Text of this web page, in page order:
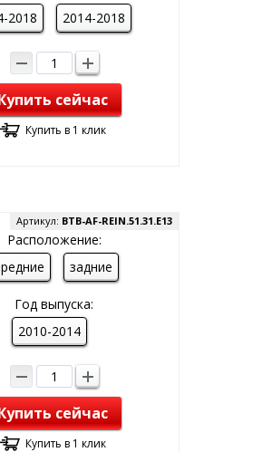
2018
2014-2018
сейчас
Купить в 1 клик
Артикул: BTB-AF-REIN.51.31.E13
Расположение:
задние
Год выпуска:
2010-2014
сейчас
Купить в 1 клик